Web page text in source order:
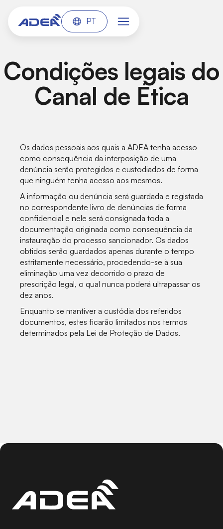
PT
Condições legais do
Canal de Ética
Os dados pessoais aos quais a ADEA tenha acesso
como consequência da interposição de uma
denúncia serão protegidos e custodiados de forma
que ninguém tenha acesso aos mesmos.
A informação ou denúncia será guardada e registada
no correspondente livro de denúncias de forma
confidencial e nele será consignada toda a
documentação originada como consequência da
instauração do processo sancionador. Os dados
obtidos serão guardados apenas durante o tempo
estritamente necessário, procedendo-se à sua
eliminação uma vez decorrido o prazo de
prescrição legal, o qual nunca poderá ultrapassar os
dez anos.
Enquanto se mantiver a custódia dos referidos
documentos, estes ficarão limitados nos termos
determinados pela Lei de Proteção de Dados.